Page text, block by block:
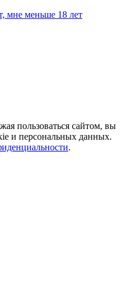
мне меньше 18 лет
пользоваться сайтом, вы
и персональных данных.
.